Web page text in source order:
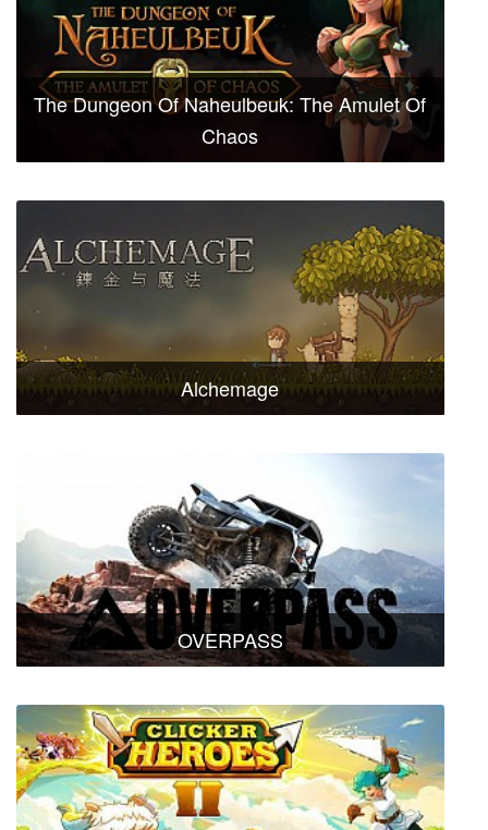
The Dungeon Of Naheulbeuk: The Amulet Of
Chaos
Alchemage
OVERPASS